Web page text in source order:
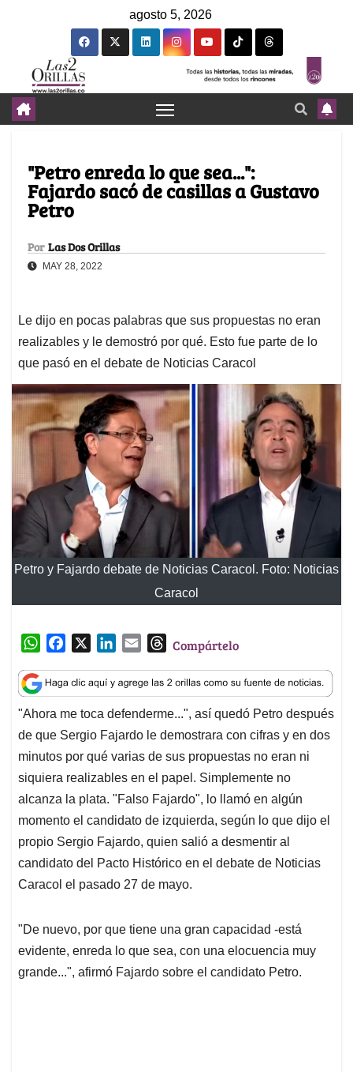
agosto 5, 2026
"Petro enreda lo que sea...":
Fajardo sacó de casillas a Gustavo
Petro
Por Las Dos Orillas
MAY 28, 2022
Le dijo en pocas palabras que sus propuestas no eran
realizables y le demostró por qué. Esto fue parte de lo
que pasó en el debate de Noticias Caracol
Petro y Fajardo debate de Noticias Caracol. Foto: Noticias
Caracol
W
a
t
s
A
p
p
c
e
b
o
o
k
n
k
e
d
I
n
a
i
l
T
r
e
a
d
s
Compártelo
"Ahora me toca defenderme...", así quedó Petro después
de que Sergio Fajardo le demostrara con cifras y en dos
minutos por qué varias de sus propuestas no eran ni
siquiera realizables en el papel. Simplemente no
alcanza la plata. "Falso Fajardo", lo llamó en algún
momento el candidato de izquierda, según lo que dijo el
propio Sergio Fajardo, quien salió a desmentir al
candidato del Pacto Histórico en el debate de Noticias
Caracol el pasado 27 de mayo.
"De nuevo, por que tiene una gran capacidad -está
evidente, enreda lo que sea, con una elocuencia muy
grande...", afirmó Fajardo sobre el candidato Petro.